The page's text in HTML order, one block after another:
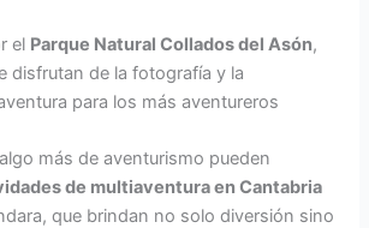
el Parque Natural Collados del Asón,
disfrutan de la fotografía y la
para los más aventureros
más de aventurismo pueden
de multiaventura en Cantabria
que brindan no solo diversión sino